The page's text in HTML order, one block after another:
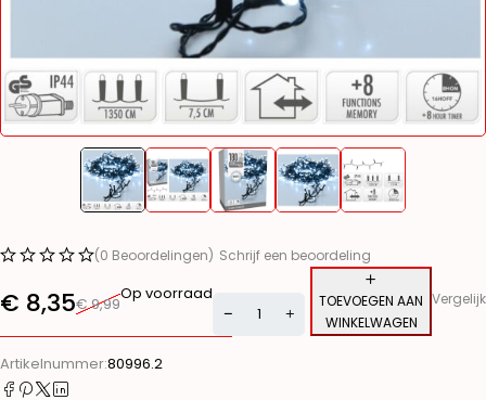
(0 Beoordelingen) Schrijf een beoordeling
€9,99
€ 8,35 Op voorraad
TOEVOEGEN AAN
WINKELWAGEN
Alternative:
Vergelijk
Artikelnummer:80996.2